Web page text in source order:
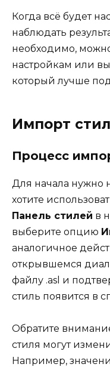
Когда всё будет
наблюдать
необходимо,
настройкам или
который лучше
Импорт
Процесс
Для начала нужно
хотите
Панель стилей в
выберите опцию
аналогичное
открывшемся
файлу .asl и
стиль появится в
Обратите
стиля могут
Например,